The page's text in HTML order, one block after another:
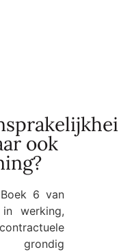
ook
6 van
werking,
grondig